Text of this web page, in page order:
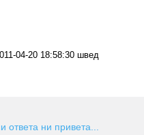
04-20 18:58:30 швед
ответа ни привета...